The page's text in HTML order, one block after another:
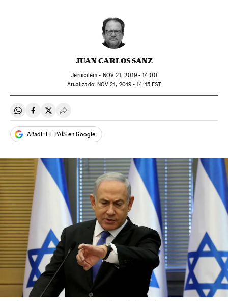
JUAN CARLOS SANZ
Jerusalém - NOV21, 2019 - 14:00
atualizado: NOV 21, 2019 - 14:15EST
Compartir en Whatsapp
Compartir en Facebook
Compartir en Twitter
Desplegar Redes Sociales
Añadir EL PAÍS en Google